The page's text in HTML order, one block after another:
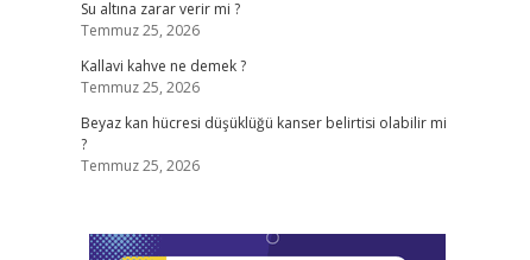
Su altına zarar verir mi ?
Temmuz 25, 2026
Kallavi kahve ne demek ?
Temmuz 25, 2026
Beyaz kan hücresi düşüklüğü kanser belirtisi olabilir mi
?
Temmuz 25, 2026